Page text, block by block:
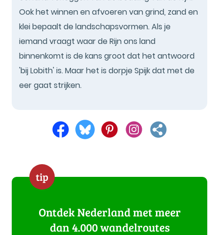
Ook het winnen en afvoeren van grind, zand en
klei bepaalt de landschapsvormen. Als je
iemand vraagt waar de Rijn ons land
binnenkomt is de kans groot dat het antwoord
'bij Lobith' is. Maar het is dorpje Spijk dat met de
eer gaat strijken.
tip
Ontdek Nederland met meer
dan 4.000 wandelroutes